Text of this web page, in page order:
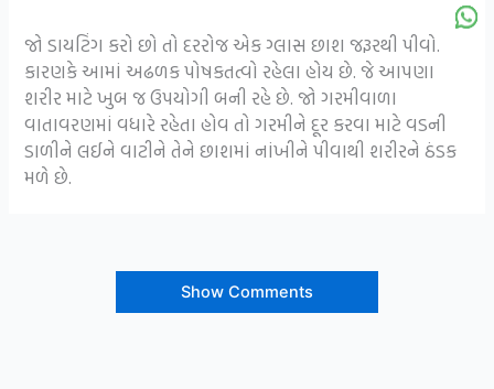
જો ડાયટિંગ કરો છો તો દરરોજ એક ગ્લાસ છાશ જરૂરથી પીવો.
કારણકે આમાં અઢળક પોષકતત્વો રહેલા હોય છે. જે આપણા
શરીર માટે ખુબ જ ઉપયોગી બની રહે છે. જો ગરમીવાળા
વાતાવરણમાં વધારે રહેતા હોવ તો ગરમીને દૂર કરવા માટે વડની
ડાળીને લઈને વાટીને તેને છાશમાં નાંખીને પીવાથી શરીરને ઠંડક
મળે છે.
Show Comments